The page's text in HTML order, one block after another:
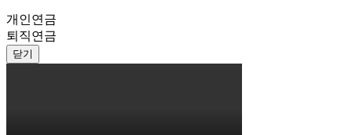
개인연금
퇴직연금
닫기